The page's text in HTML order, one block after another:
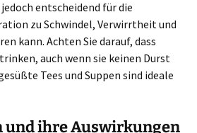
entscheidend für die
zu Schwindel, Verwirrtheit und
kann. Achten Sie darauf, dass
auch wenn sie keinen Durst
Tees und Suppen sind ideale
und ihre Auswirkungen